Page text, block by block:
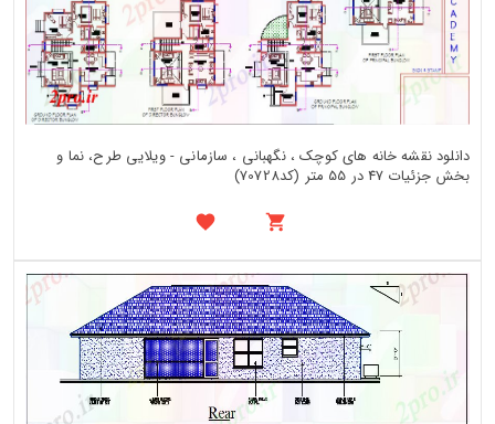
دانلود نقشه خانه های کوچک ، نگهبانی ، سازمانی - ویلایی طرح، نما و
بخش جزئیات 47 در 55 متر (کد70728)